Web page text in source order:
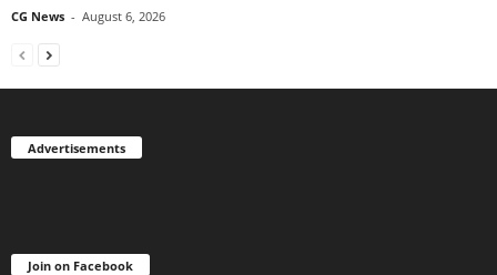
CG News - August 6, 2026
Advertisements
Join on Facebook